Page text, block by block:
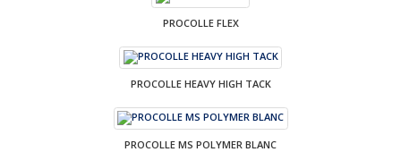
PROCOLLE FLEX
PROCOLLE HEAVY HIGH TACK
PROCOLLE MS POLYMER BLANC